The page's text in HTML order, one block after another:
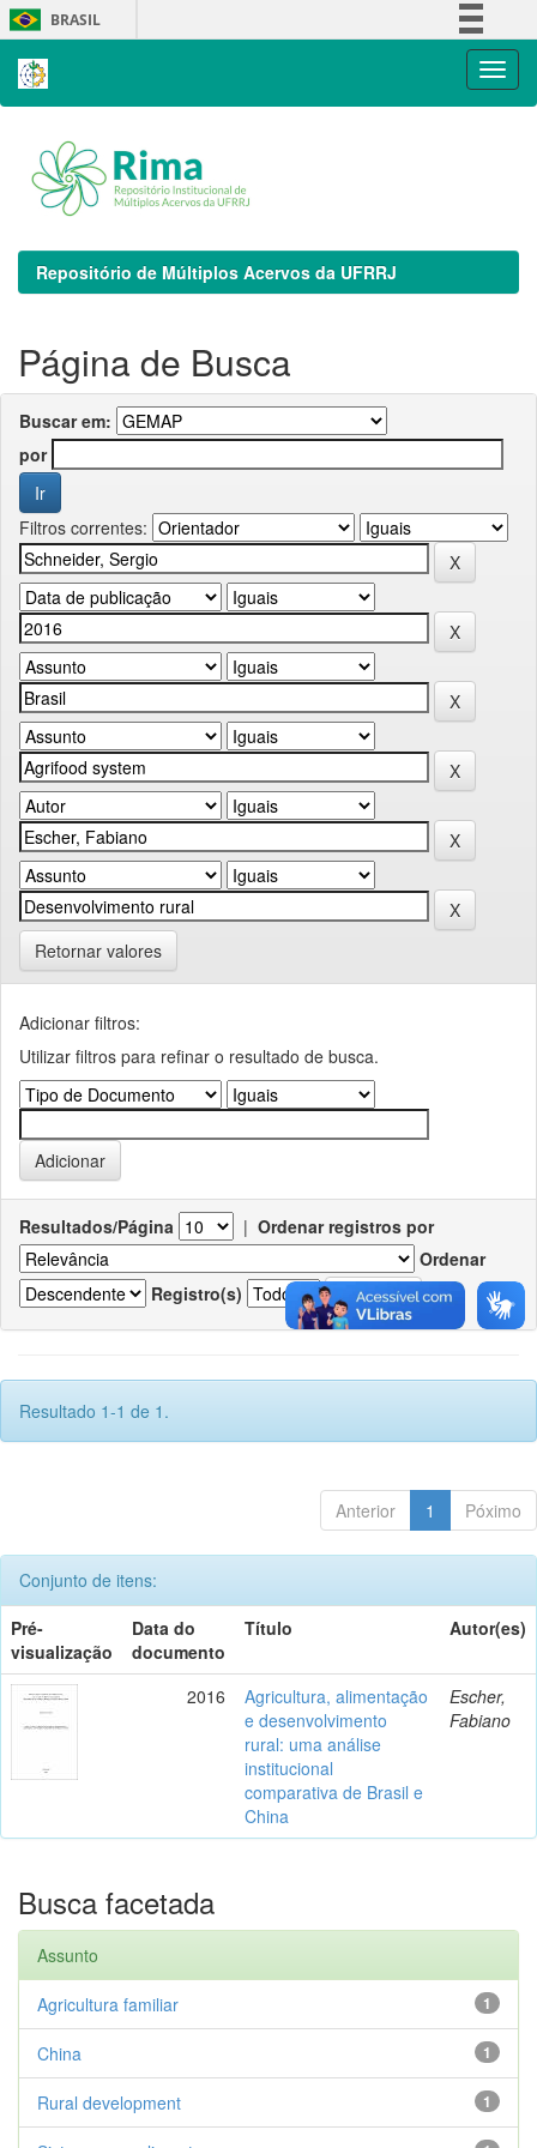
Skip
navigation
BRASIL
Repositório de Múltiplos Acervos da UFRRJ
Página de Busca
Buscar em:
por
Filtros correntes:
Retornar valores
Adicionar filtros:
Utilizar filtros para refinar o resultado de busca.
Resultados/Página | Ordenar registros por
Ordenar
Registro(s)
Resultado 1-1 de 1.
Anterior 1 Póximo
Conjunto de itens:
Pré-
visualização
Data do
documento
Título Autor(es)
2016
Agricultura, alimentação
e desenvolvimento
rural: uma análise
institucional
comparativa de Brasil e
China
Escher,
Fabiano
Busca facetada
Assunto
1
Agricultura familiar
1
China
1
Rural development